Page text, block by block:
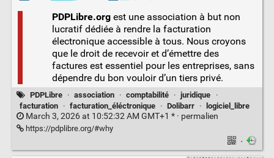
PDPLibre.orgest une association à but non
lucratif dédiée à rendre la facturation
électronique accessible à tous. Nous croyons
que le droit de recevoir et d’émettre des
factures est essentiel pour les entreprises, sans
dépendre du bon vouloir d’un tiers privé.
PDPLibre · association · comptabilité · juridique
·
facturation
· facturation_éléctronique · Dolibarr · logiciel_libre
March 3, 2026 at 10:52:32 AM GMT+1 * · permalien
https://pdplibre.org/#why
·